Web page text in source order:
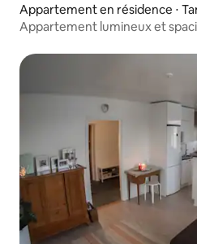
Appartement en résidence ⋅
Appartement lumineux et